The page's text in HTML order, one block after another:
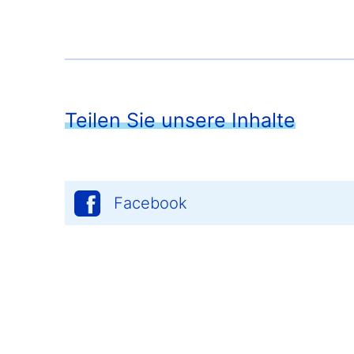
Teilen Sie unsere Inhalte
Facebook